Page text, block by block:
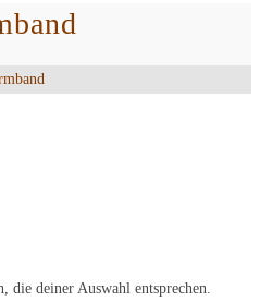
die deiner Auswahl entsprechen.